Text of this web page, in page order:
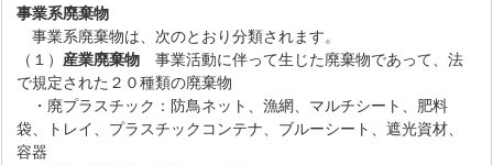
事業系廃棄物
事業系廃棄物は、次のとおり分類されます。
（１）産業廃棄物 事業活動に伴って生じた廃棄物であって、法
で規定された２０種類の廃棄物
・廃プラスチック：防鳥ネット、漁網、マルチシート、肥料
袋、トレイ、プラスチックコンテナ、ブルーシート、遮光資材、
容器